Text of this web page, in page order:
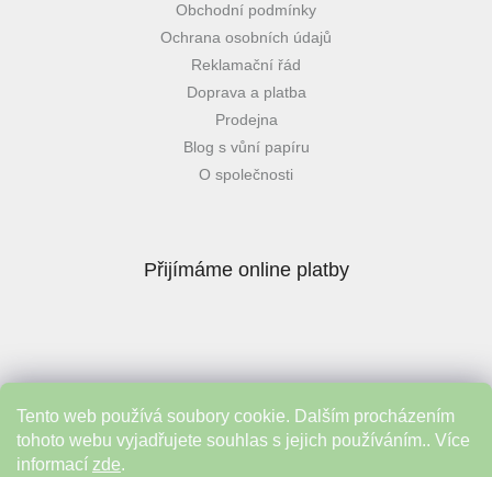
Tento web používá soubory cookie. Dalším procházením
tohoto webu vyjadřujete souhlas s jejich používáním.. Více
informací zde.
Obchodní podmínky
Ochrana osobních údajů
Reklamační řád
Doprava a platba
Prodejna
Blog s vůní papíru
O společnosti
Přijímáme online platby
Instagram